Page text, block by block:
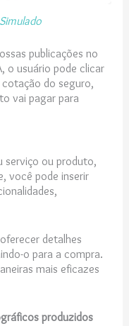
publicações no
o usuário pode clicar
cotação do seguro,
vai pagar para
serviço ou produto,
você pode inserir
detalhes
o para a compra.
mais eficazes
produzidos